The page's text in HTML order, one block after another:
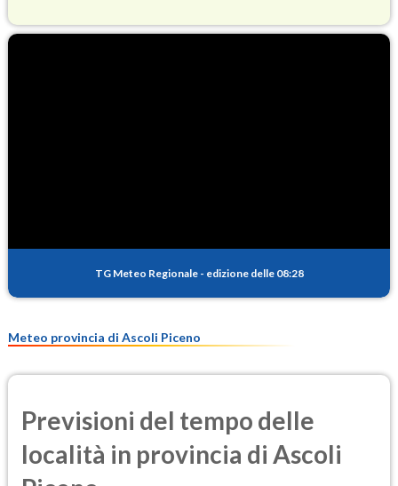
PM25
TG Meteo Regionale - edizione delle 08:28
Meteo provincia di Ascoli Piceno
Previsioni del tempo delle
località in provincia di Ascoli